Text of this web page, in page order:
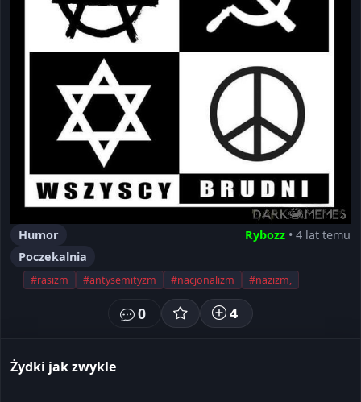
Humor Rybozz • 4 lat temu
Poczekalnia
#rasizm #antysemityzm #nacjonalizm #nazizm,
0 4
Żydki jak zwykle